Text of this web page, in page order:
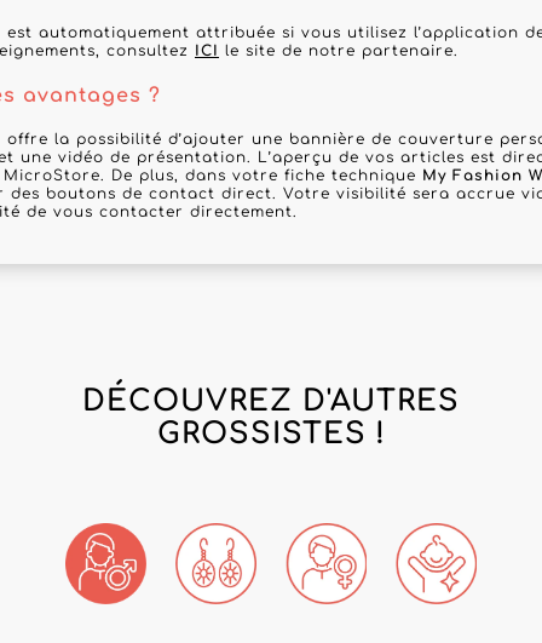
est automatiquement attribuée si vous utilisez l’application
consultez ICI le site de notre partenaire.
avantages ?
la possibilité d’ajouter une bannière de couverture
une vidéo de présentation. L’aperçu de vos articles est
De plus, dans votre fiche technique My Fashion
des boutons de contact direct. Votre visibilité sera accrue
de vous contacter directement.
DÉCOUVREZ D'AUTRES
GROSSISTES !